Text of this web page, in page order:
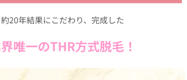
約20年結果にこだわり、完成した
唯一のTHR方式脱毛！